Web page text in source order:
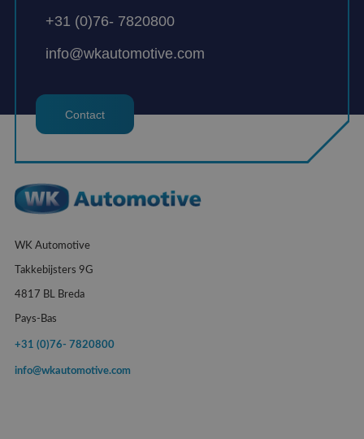
+31 (0)76- 7820800
info@wkautomotive.com
Contact
WK Automotive
Takkebijsters 9G
4817 BL Breda
Pays-Bas
+31 (0)76- 7820800
info@wkautomotive.com